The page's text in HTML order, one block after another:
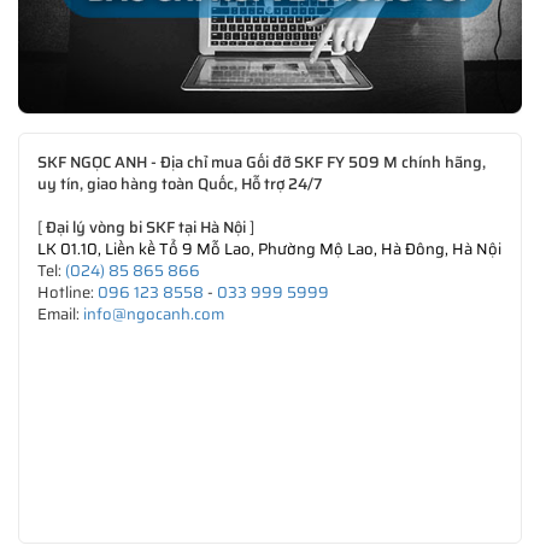
SKF NGỌC ANH - Địa chỉ mua Gối đỡ SKF FY 509 M chính hãng,
uy tín, giao hàng toàn Quốc, Hỗ trợ 24/7
[Đại lý vòng bi SKF tại Hà Nội]
LK 01.10, Liền kề Tổ 9 Mỗ Lao, Phường Mộ Lao, Hà Đông, Hà Nội
Tel: (024) 85 865 866
Hotline: 096 123 8558- 033 999 5999
Email: info@ngocanh.com